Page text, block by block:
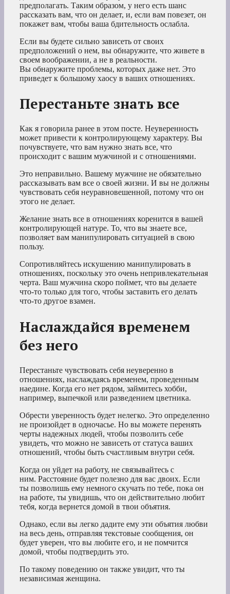
предполагать. Таким образом, у него есть шанс
рассказать вам, что он делает, и, если вам повезет, он
покажет вам, чтобы ваша бдительность ослабла.
Если вы будете сильно зависеть от своих
предположений о нем, вы обнаружите, что живете в
своем воображении, а не в реальности.
Вы обнаружите проблемы, которых даже нет. Это
приведет к большому хаосу в ваших отношениях.
Перестаньте знать все
Как я говорила ранее в этом посте. Неуверенность
может привести к контролирующему характеру. Вы
почувствуете, что вам нужно знать все, что
происходит с вашим мужчиной и с отношениями.
Это неправильно. Вашему мужчине не обязательно
рассказывать вам все о своей жизни. И вы не должны
чувствовать себя неуравновешенной, потому что он
этого не делает.
Желание знать все в отношениях коренится в вашей
контролирующей натуре. То, что вы знаете все,
позволяет вам манипулировать ситуацией в свою
пользу.
Сопротивляйтесь искушению манипулировать в
отношениях, поскольку это очень непривлекательная
черта. Ваш мужчина скоро поймет, что вы делаете
что-то только для того, чтобы заставить его делать
что-то другое взамен.
Наслаждайся временем
без него
Перестаньте чувствовать себя неуверенно в
отношениях, наслаждаясь временем, проведенным
наедине. Когда его нет рядом, займитесь хобби,
например, выпечкой или разведением цветника.
Обрести уверенность будет нелегко. Это определенно
не произойдет в одночасье. Но вы можете перенять
черты надежных людей, чтобы позволить себе
увидеть, что можно не зависеть от статуса ваших
отношений, чтобы быть счастливым внутри себя.
Когда он уйдет на работу, не связывайтесь с
ним. Расстояние будет полезно для вас двоих. Если
ты позволишь ему немного скучать по тебе, пока он
на работе, ты увидишь, что он действительно любит
тебя, когда вернется домой в твои объятия.
Однако, если вы легко дадите ему эти объятия любви
на весь день, отправляя текстовые сообщения, он
будет уверен, что вы любите его, и не помчится
домой, чтобы подтвердить это.
По такому поведению он также увидит, что ты
независимая женщина.